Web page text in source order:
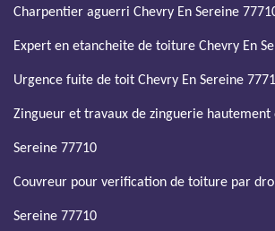
Charpentier aguerri Chevry En Sereine
Expert en etancheite de toiture Chevry En
Urgence fuite de toit Chevry En Sereine
Zingueur et travaux de zinguerie hautement
Sereine 77710
Couvreur pour verification de toiture par
Sereine 77710